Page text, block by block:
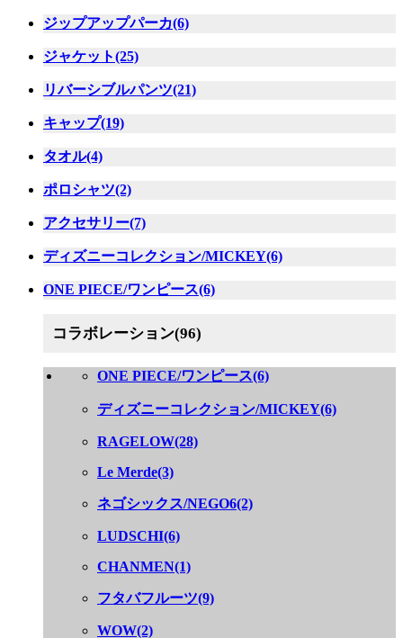
ジップアップパーカ(6)
ジャケット(25)
リバーシブルパンツ(21)
キャップ(19)
タオル(4)
ポロシャツ(2)
アクセサリー(7)
ディズニーコレクション/MICKEY(6)
ONE PIECE/ワンピース(6)
コラボレーション(96)
ONE PIECE/ワンピース(6)
ディズニーコレクション/MICKEY(6)
RAGELOW(28)
Le Merde(3)
ネゴシックス/NEGO6(2)
LUDSCHI(6)
CHANMEN(1)
フタバフルーツ(9)
WOW(2)